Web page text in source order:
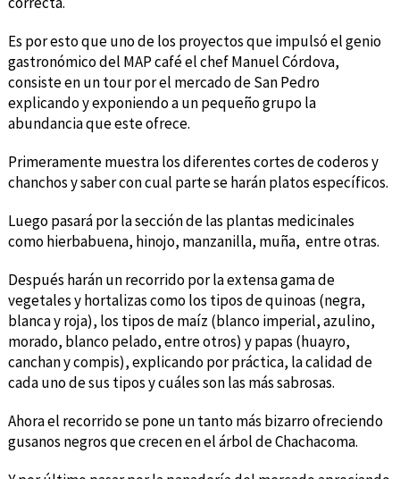
Es por esto que uno de los proyectos que impulsó el genio
gastronómico del MAP café el chef Manuel Córdova,
consiste en un tour por el mercado de San Pedro
explicando y exponiendo a un pequeño grupo la
abundancia que este ofrece.
Primeramente muestra los diferentes cortes de coderos y
chanchos y saber con cual parte se harán platos específicos.
Luego pasará por la sección de las plantas medicinales
como hierbabuena, hinojo, manzanilla, muña, entre otras.
Después harán un recorrido por la extensa gama de
vegetales y hortalizas como los tipos de quinoas (negra,
blanca y roja), los tipos de maíz (blanco imperial, azulino,
morado, blanco pelado, entre otros) y papas (huayro,
canchan y compis), explicando por práctica, la calidad de
cada uno de sus tipos y cuáles son las más sabrosas.
Ahora el recorrido se pone un tanto más bizarro ofreciendo
gusanos negros que crecen en el árbol de Chachacoma.